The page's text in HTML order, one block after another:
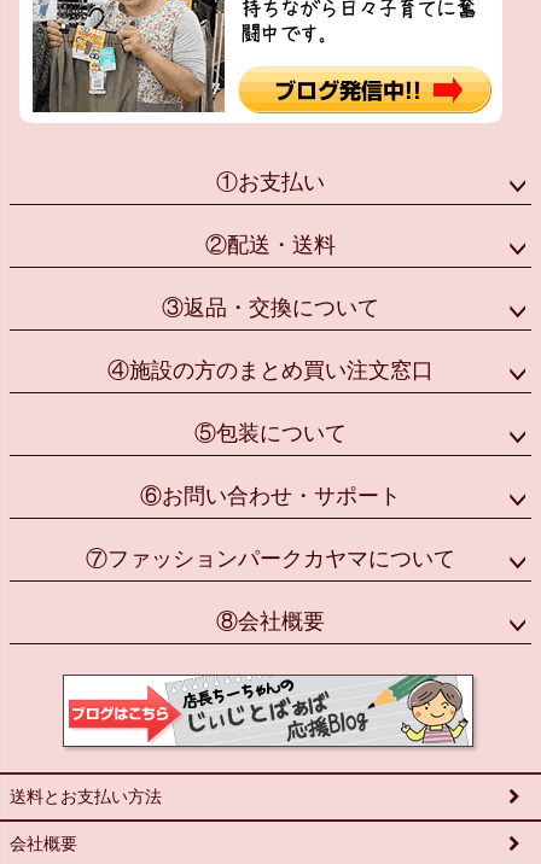
①お支払い
②配送・送料
③返品・交換について
④施設の方のまとめ買い注文窓口
⑤包装について
⑥お問い合わせ・サポート
⑦ファッションパークカヤマについて
⑧会社概要
送料とお支払い方法
会社概要